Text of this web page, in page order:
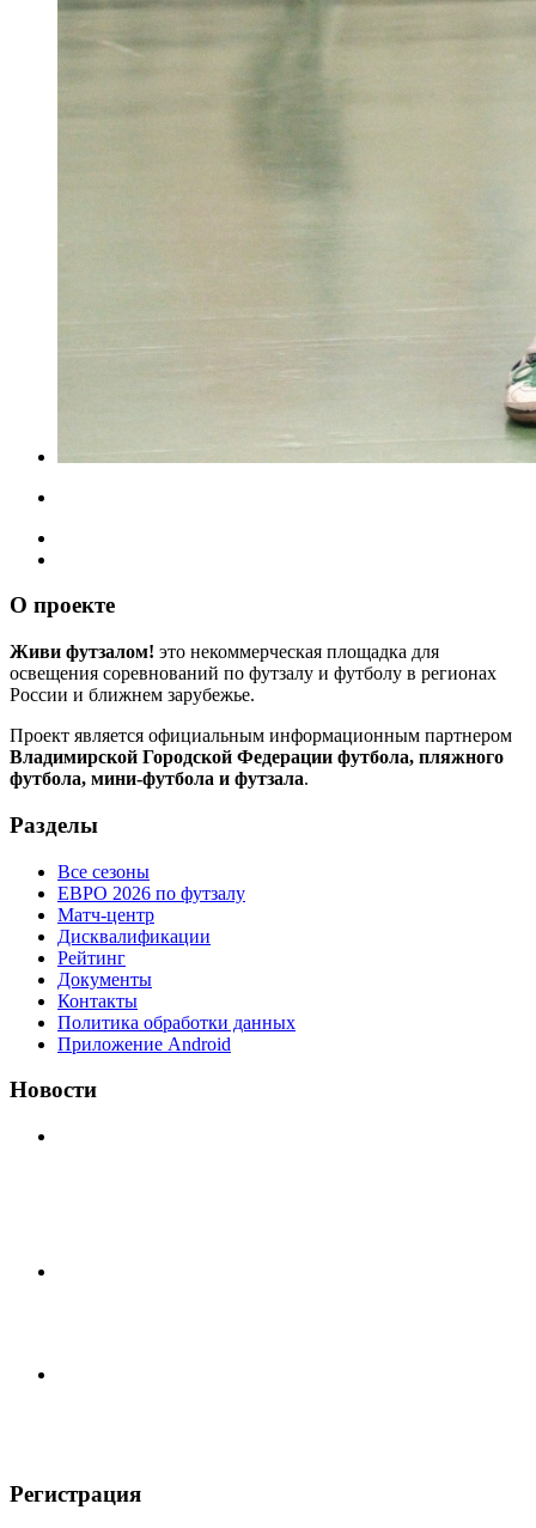
О проекте
Живи футзалом! это некоммерческая площадка для
освещения соревнований по футзалу и футболу в регионах
России и ближнем зарубежье.
Проект является официальным информационным партнером
Владимирской Городской Федерации футбола, пляжного
футбола, мини-футбола и футзала.
Разделы
Все сезоны
ЕВРО 2026 по футзалу
Матч-центр
Дисквалификации
Рейтинг
Документы
Контакты
Политика обработки данных
Приложение Android
Новости
Регистрация